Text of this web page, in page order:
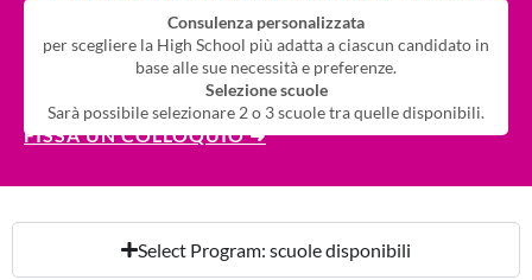
Consulenza personalizzata
per scegliere la High School più adatta a ciascun candidato in
base alle sue necessità e preferenze.
Selezione scuole
Sarà possibile selezionare 2 o 3 scuole tra quelle disponibili.
FISSA UN COLLOQUIO ➜
Select Program: scuole disponibili